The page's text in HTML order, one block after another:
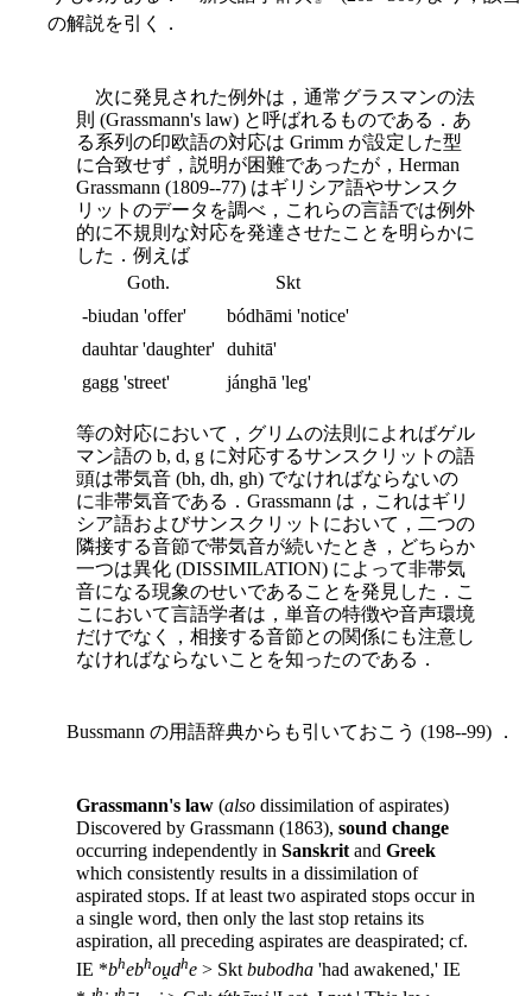
の解説を引く．
次に発見された例外は，通常グラスマンの法
則 (Grassmann's law) と呼ばれるものである．あ
る系列の印欧語の対応は Grimm が設定した型
に合致せず，説明が困難であったが，Herman
Grassmann (1809--77) はギリシア語やサンスク
リットのデータを調べ，これらの言語では例外
的に不規則な対応を発達させたことを明らかに
した．例えば
Goth.
Skt
-biudan 'offer'
bódhāmi 'notice'
dauhtar 'daughter' duhitā'
gagg 'street'
jánghā 'leg'
等の対応において，グリムの法則によればゲル
マン語の b, d, g に対応するサンスクリットの語
頭は帯気音 (bh, dh, gh) でなければならないの
に非帯気音である．Grassmann は，これはギリ
シア語およびサンスクリットにおいて，二つの
隣接する音節で帯気音が続いたとき，どちらか
一つは異化 (DISSIMILATION) によって非帯気
音になる現象のせいであることを発見した．こ
こにおいて言語学者は，単音の特徴や音声環境
だけでなく，相接する音節との関係にも注意し
なければならないことを知ったのである．
Bussmann の用語辞典からも引いておこう (198--99) ．
Grassmann's law (also dissimilation of aspirates)
Discovered by Grassmann (1863), sound change
occurring independently in Sanskrit and Greek
which consistently results in a dissimilation of
aspirated stops. If at least two aspirated stops occur in
a single word, then only the last stop retains its
aspiration, all preceding aspirates are deaspirated; cf.
IE *bhebhoṷdhe > Sktbubodha 'had awakened,' IE
h h